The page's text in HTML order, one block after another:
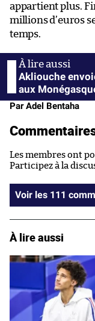
appartient plus.
millions d’euros
temps.
Akliouche
aux
Par Adel Bentaha
Les membres ont
Participez à la
Voir les
À lire aussi